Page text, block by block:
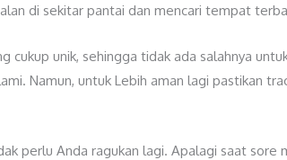
di sekitar pantai dan mencari tempat
cukup unik, sehingga tidak ada salahnya
Namun, untuk Lebih aman lagi pastikan
perlu Anda ragukan lagi. Apalagi saat